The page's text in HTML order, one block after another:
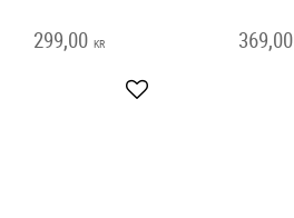
299,00 KR
Add to favorites
369,00